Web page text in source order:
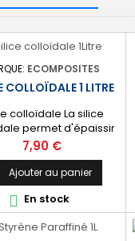
ECOMPOSITES
COLLOÏDALE 1 LITRE
colloïdale La silice
permet d'épaissir
résines polyester et
les topcoat et gelcoat
que les peintures.
1 litre.
Prix
7,90 €
Ajouter au panier
 En stock